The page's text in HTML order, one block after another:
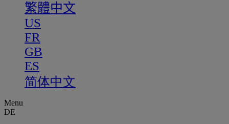
繁體中文
US
FR
GB
ES
简体中文
Menu
DE